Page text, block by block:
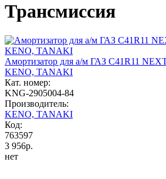
Трансмиссия
Амортизатор для а/м ГАЗ С41R11
KENO, TANAKI
Кат. номер:
KNG-2905004-84
Производитель:
KENO, TANAKI
Код:
763597
3 956р.
нет